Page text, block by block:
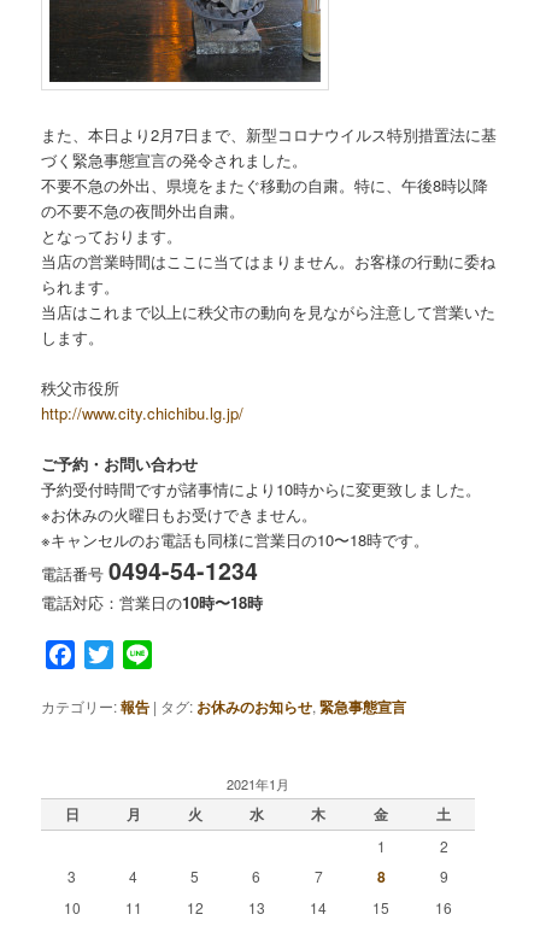
また、本日より2月7日まで、新型コロナウイルス特別措置法に基
づく緊急事態宣言の発令されました。
不要不急の外出、県境をまたぐ移動の自粛。特に、午後8時以降
の不要不急の夜間外出自粛。
となっております。
当店の営業時間はここに当てはまりません。お客様の行動に委ね
られます。
当店はこれまで以上に秩父市の動向を見ながら注意して営業いた
します。
秩父市役所
http://www.city.chichibu.lg.jp/
ご予約・お問い合わせ
予約受付時間ですが諸事情により10時からに変更致しました。
※お休みの火曜日もお受けできません。
※キャンセルのお電話も同様に営業日の10〜18時です。
電話番号0494-54-1234
電話対応：営業日の10時〜18時
Facebook
Twitter
カテゴリー:報告 | タグ: お休みのお知らせ,緊急事態宣言
2021年1月
日 月 火 水 木 金 土
1
2
3
4 5 6 7 8
9
10
11 12 13 14 15
16